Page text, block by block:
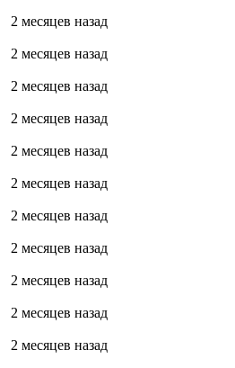
2 месяцев назад
2 месяцев назад
2 месяцев назад
2 месяцев назад
2 месяцев назад
2 месяцев назад
2 месяцев назад
2 месяцев назад
2 месяцев назад
2 месяцев назад
2 месяцев назад